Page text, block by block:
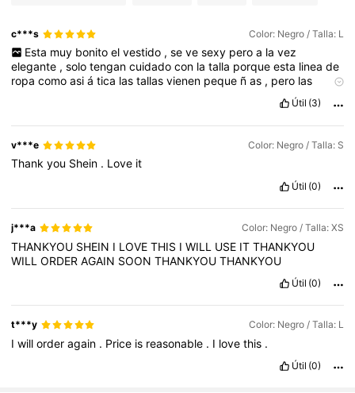
c***s Color: Negro / Talla: L
Esta muy bonito el vestido , se ve sexy pero a la vez
elegante ,solotengancuidadocon latalla porqueesta lineade
ropacomoasiática lastallasvienen peque ñas , pero las
Útil (3)
v***e Color: Negro / Talla: S
Thankyou Shein . Love it
Útil (0)
j***a Color: Negro / Talla: XS
THANKYOU SHEIN I LOVETHIS IWILL USE ITTHANKYOU
WILLORDERAGAIN SOONTHANKYOUTHANKYOU
Útil (0)
t***y Color: Negro / Talla: L
Iwillorderagain . Price is reasonable . I lovethis .
Útil (0)